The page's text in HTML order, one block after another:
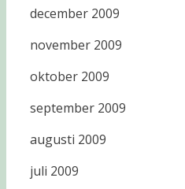
december 2009
november 2009
oktober 2009
september 2009
augusti 2009
juli 2009